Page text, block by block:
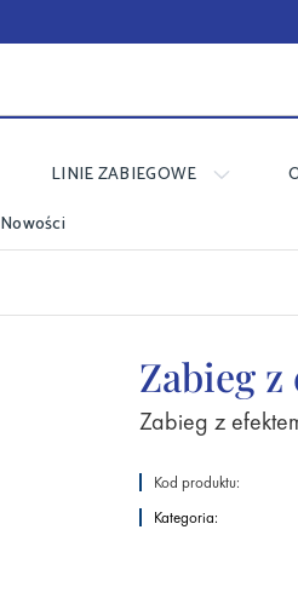
LINIE ZABIEGOWE
Nowości
Zabieg z
Zabieg z
Kod produktu:
Kategoria: